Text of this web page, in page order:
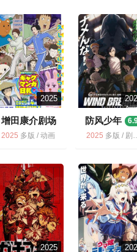
2025
增田康介剧场
7.3
2025 多版 / 动画
防风少年
2025 多版 / 剧情 / 动画 / 动作
2025